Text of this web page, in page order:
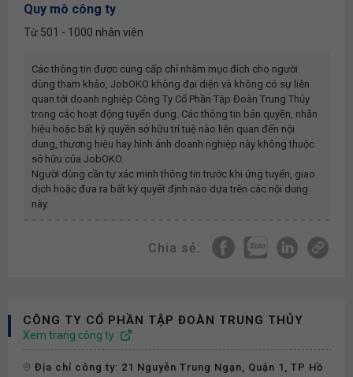
Quy mô công ty
Từ 501 - 1000 nhân viên
Các thông tin được cung cấp chỉ nhằm mục đích cho người
dùng tham khảo, JobOKO không đại diện và không có sự liên
quan tới doanh nghiệp Công Ty Cổ Phần Tập Đoàn Trung Thủy
trong các hoạt động tuyển dụng. Các thông tin bản quyền, nhãn
hiệu hoặc bất kỳ quyền sở hữu trí tuệ nào liên quan đến nội
dung, thương hiệu hay hình ảnh doanh nghiệp này không thuộc
sở hữu của JobOKO.
Người dùng cần tự xác minh thông tin trước khi ứng tuyển, giao
dịch hoặc đưa ra bất kỳ quyết định nào dựa trên các nội dung
này.
Chia sẻ:
CÔNG TY CỔ PHẦN TẬP ĐOÀN TRUNG THỦY
Xem trang công ty
Địa chỉ công ty: 21 Nguyễn Trung Ngạn, Quận 1, TP Hồ